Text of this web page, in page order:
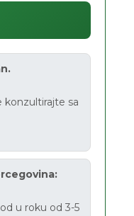
konzultirajte sa
u roku od 3-5